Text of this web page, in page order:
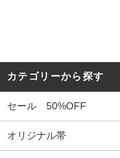
カテゴリーから探す
セール 50%OFF
オリジナル帯